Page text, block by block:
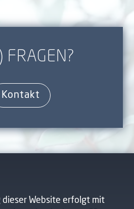
FRAGEN?
Kontakt
dieser Website erfolgt mit